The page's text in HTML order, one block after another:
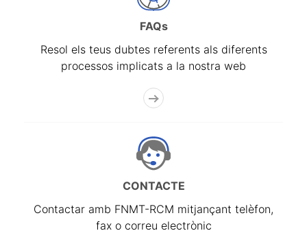
FAQs
Resol els teus dubtes referents als diferents
processos implicats a la nostra web
CONTACTE
Contactar amb FNMT-RCM mitjançant telèfon,
fax o correu electrònic